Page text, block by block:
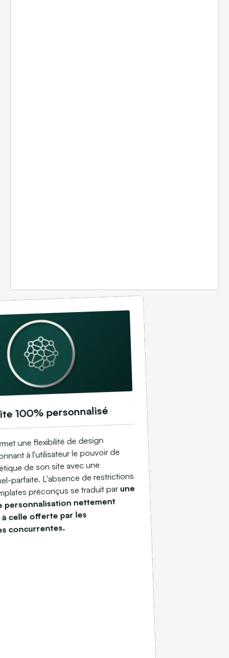
100% personnalisé
une flexibilité de design
à l'utilisateur le pouvoir de
de son site avec une
parfaite. L'absence de restrictions
préconçus se traduit parune
personnalisation nettement
celle offerte par les
concurrentes.